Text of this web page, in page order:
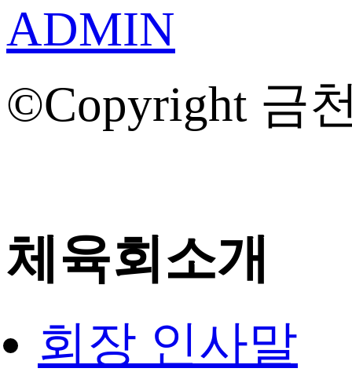
ADMIN
©Copyright 금
체육회소개
회장 인사말